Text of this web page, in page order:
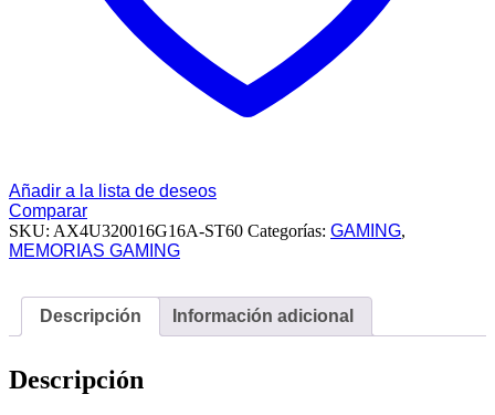
Añadir a la lista de deseos
Comparar
SKU: AX4U320016G16A-ST60 Categorías: GAMING,
MEMORIAS GAMING
Descripción Información adicional
Descripción